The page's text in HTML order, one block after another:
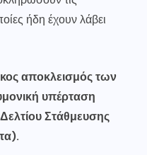
ήδη έχουν λάβει
αποκλεισμός των
υπέρταση
Στάθμευσης